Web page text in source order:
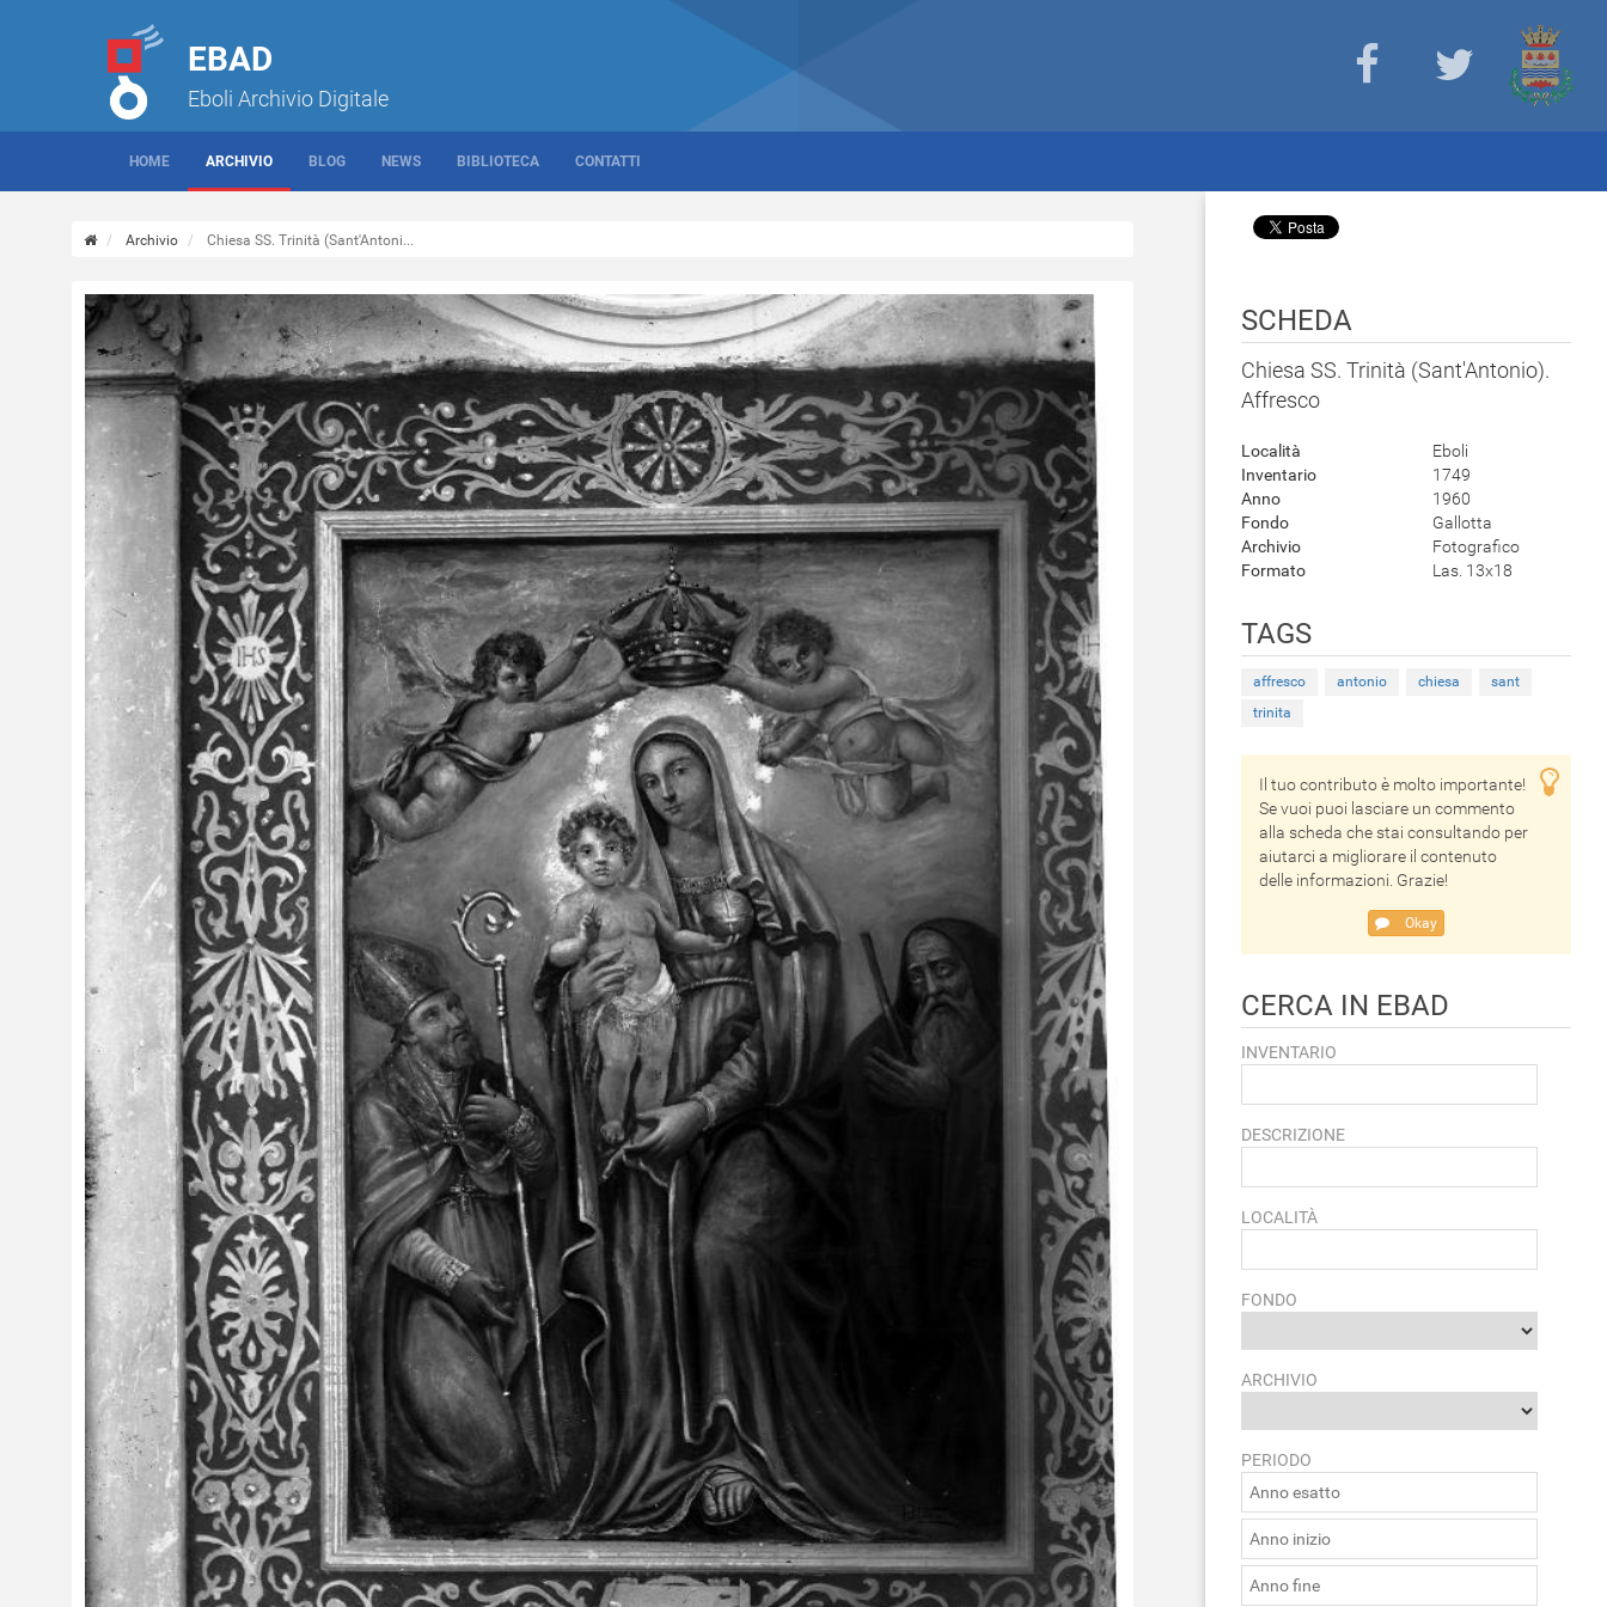
EBAD
Eboli Archivio Digitale
HOME ARCHIVIO BLOG NEWS BIBLIOTECA CONTATTI
Archivio Chiesa SS. Trinità (Sant'Antoni...
SCHEDA
Chiesa SS. Trinità (Sant'Antonio).
Affresco
Località
Eboli
Inventario
1749
Anno
1960
Fondo
Gallotta
Archivio
Fotografico
Formato
Las. 13x18
TAGS
affresco antonio chiesa
sant
trinita
Il tuo contributo è molto importante!
Se vuoi puoi lasciare un commento
alla scheda che stai consultando per
aiutarci a migliorare il contenuto
delle informazioni. Grazie!
Okay
CERCA IN EBAD
INVENTARIO
DESCRIZIONE
LOCALITÀ
FONDO
ARCHIVIO
PERIODO